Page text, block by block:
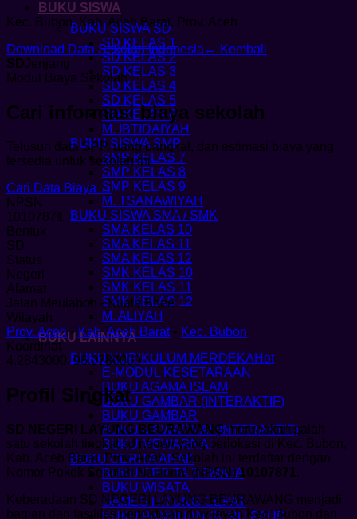
BUKU SISWA
BUKU SISWA SD
SD KELAS 1
SD KELAS 2
SD KELAS 3
SD KELAS 4
SD KELAS 5
SD KELAS 6
M. IBTIDAIYAH
BUKU SISWA SMP
SMP KELAS 7
SMP KELAS 8
SMP KELAS 9
M. TSANAWIYAH
BUKU SISWA SMA / SMK
SMA KELAS 10
SMA KELAS 11
SMA KELAS 12
SMK KELAS 10
SMK KELAS 11
SMK KELAS 12
M. ALIYAH
BUKU LAINNYA
BUKU KURIKULUM MERDEKA
E-MODUL KESETARAAN
BUKU AGAMA ISLAM
BUKU GAMBAR (INTERAKTIF)
BUKU GAMBAR
BUKU MEWARNAI (INTERAKTIF)
BUKU MEWARNAI
BUKU CERITA ANAK
BUKU CERITA REMAJA
BUKU WISATA
GAMES HITUNG CEPAT
BUKU PANDUAN GURU PAUD
Kec. Bubon, Kab. Aceh Barat, Prov. Aceh
Download Data Sekolah Indonesia ← Kembali
SDJenjang
Modul Biaya Sekolah
Cari informasi biaya sekolah
Telusuri data SPP, uang pangkal, dan estimasi biaya yang
tersedia untuk sekolah ini.
Cari Data Biaya →
NPSN
10107871
Bentuk
SD
Status
Negeri
Alamat
Jalan Meulaboh - Kuala Bhee
Wilayah
Prov. Aceh • Kab. Aceh Barat • Kec. Bubon
Koordinat
4.2843000, 96.0780000
Profil Singkat
SD NEGERI LAYUNG BEURAWANGmerupakan salah
satu sekolah tingkat sd negeri yang berlokasi di Kec. Bubon,
Kab. Aceh Barat, Prov. Aceh. Sekolah ini terdaftar dengan
Nomor Pokok Sekolah Nasional (NPSN)10107871.
Keberadaan SD NEGERI LAYUNG BEURAWANG menjadi
bagian dari fasilitas pendidikan di wilayah Kec. Bubon dan